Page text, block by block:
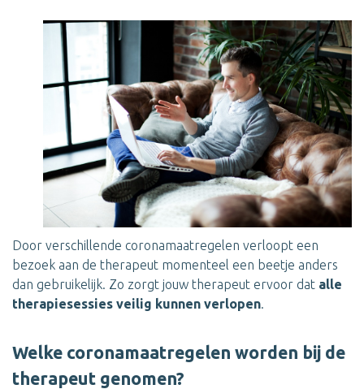
Door verschillende coronamaatregelen verloopt een
bezoek aan de therapeut momenteel een beetje anders
dan gebruikelijk. Zo zorgt jouw therapeut ervoor dat alle
therapiesessies veilig kunnen verlopen.
Welke coronamaatregelen worden bij de
therapeut genomen?